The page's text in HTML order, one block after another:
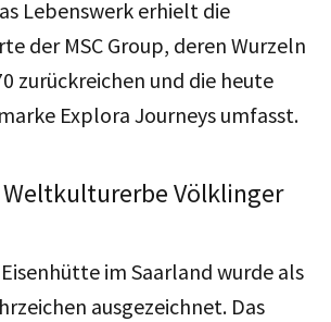
Lebenswerk erhielt die
der MSC Group, deren Wurzeln
zurückreichen und die heute
Explora Journeys umfasst.
Weltkulturerbe Völklinger
im Saarland wurde als
ausgezeichnet. Das